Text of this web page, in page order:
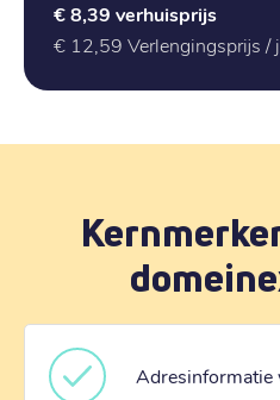
€ 8,39 verhuisprijs
€ 12,59 Verlengingsprijs /
Adresinformatie